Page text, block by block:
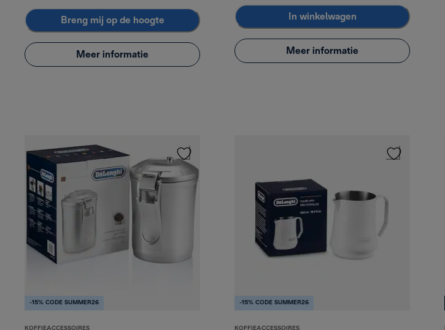
Breng mij op de hoogte
Meer informatie
In winkelwagen
Meer informatie
-15% CODE SUMMER26
KOFFIEACCESSOIRES
-15% CODE SUMMER26
KOFFIEACCESSOIRES